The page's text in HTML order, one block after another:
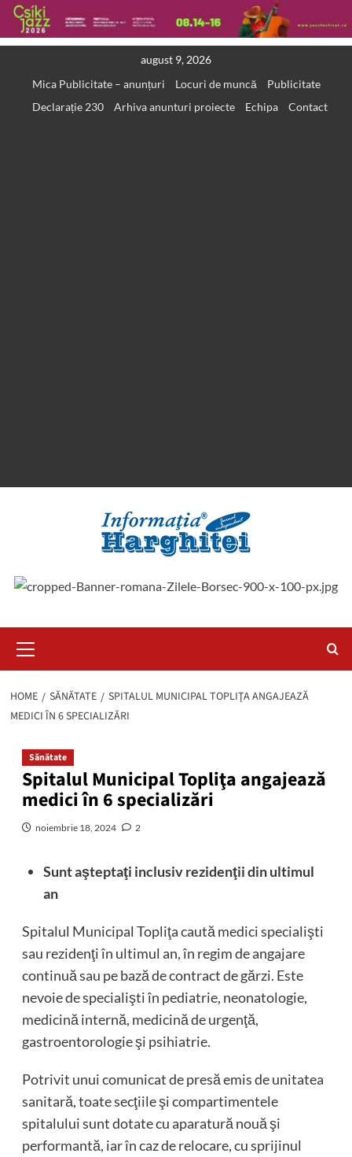
august 9, 2026
Mica Publicitate – anunțuri
Locuri de muncă
Publicitate
Declarație 230
Arhiva anunturi proiecte Echipa Contact
Menu
HOME SĂNĂTATE
SPITALUL MUNICIPAL TOPLIŢA ANGAJEAZĂ
MEDICI ÎN 6 SPECIALIZĂRI
Sănătate
Spitalul Municipal Topliţa angajează
medici în 6 specializări
noiembrie 18, 2024 2
Sunt aşteptaţi inclusiv rezidenţii din ultimul
an
Spitalul Municipal Topliţa caută medici specialişti
sau rezidenţi în ultimul an, în regim de angajare
continuă sau pe bază de contract de gărzi. Este
nevoie de specialişti în pediatrie, neonatologie,
medicină internă, medicină de urgenţă,
gastroentorologie şi psihiatrie.
Potrivit unui comunicat de presă emis de unitatea
sanitară, toate secţiile şi compartimentele
spitalului sunt dotate cu aparatură nouă şi
performantă, iar în caz de relocare, cu sprijinul